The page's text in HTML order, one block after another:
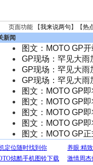
页面功能 【我来说两句 】【热
新闻
图文：MOTO GP
GP现场：罕见大雨
GP现场：罕见大雨
GP现场：罕见大雨
图文：MOTO GP
图文：MOTO GP
图文：MOTO GP
图文：MOTO GP
图文：MOTO GP